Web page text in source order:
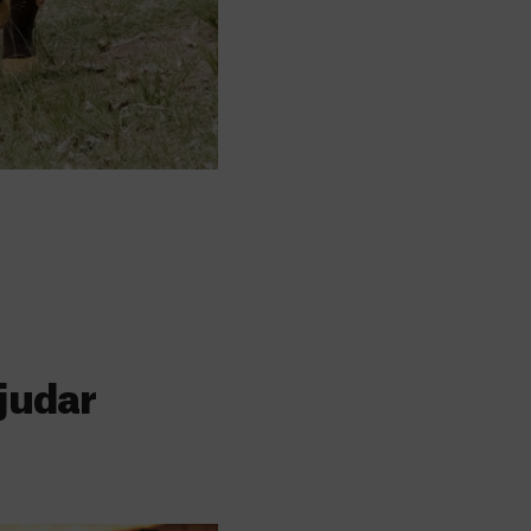
cuidados médicos